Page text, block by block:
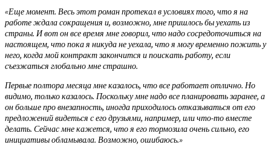
«Еще момент. Весь этот роман протекал в условиях того, что я на
работе ждала сокращения и, возможно, мне пришлось бы уехать из
страны. И вот он все время мне говорил, что надо сосредоточиться на
настоящем, что пока я никуда не уехала, что я могу временно пожить у
него, когда мой контракт закончится и поискать работу, если
съезжаться глобально мне страшно.
Первые полтора месяца мне казалось, что все работает отлично. Но
видимо, только казалось. Поскольку мне надо все планировать заранее, а
он больше про внезапность, иногда приходилось отказываться от его
предложений видеться с его друзьями, например, или что-то вместе
делать. Сейчас мне кажется, что я его тормозила очень сильно, его
инициативы обламывала. Возможно, ошибаюсь.»